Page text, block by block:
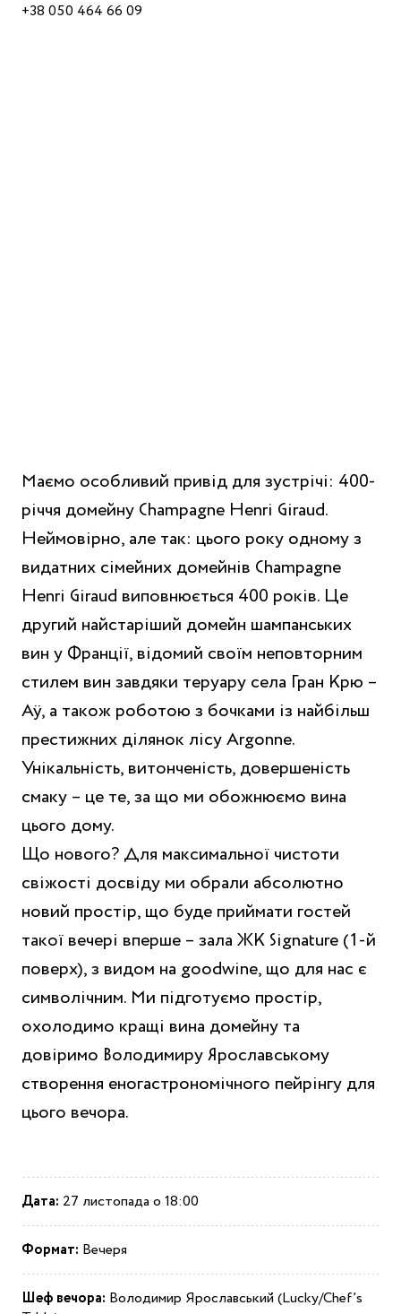
Маємо особливий привід для зустрічі: 400-
річчя домейну Champagne Henri Giraud.
Неймовірно, але так: цього року одному з
видатних сімейних домейнів Champagne
Henri Giraud виповнюється 400 років. Це
другий найстаріший домейн шампанських
вин у Франції, відомий своїм неповторним
стилем вин завдяки теруару села Гран Крю –
Aÿ, а також роботою з бочками із найбільш
престижних ділянок лісу Argonne.
Унікальність, витонченість, довершеність
смаку – це те, за що ми обожнюємо вина
цього дому.
Що нового? Для максимальної чистоти
свіжості досвіду ми обрали абсолютно
новий простір, що буде приймати гостей
такої вечері вперше – зала ЖК Signature (1-й
поверх), з видом на goodwine, що для нас є
символічним. Ми підготуємо простір,
охолодимо кращі вина домейну та
довіримо Володимиру Ярославському
створення еногастрономічного пейрінгу для
цього вечора.
Дата: 27 листопада о 18:00
Формат: Вечеря
Шеф вечора: Володимир Ярославський (Lucky/Chef’s
+38 050 464 66 09